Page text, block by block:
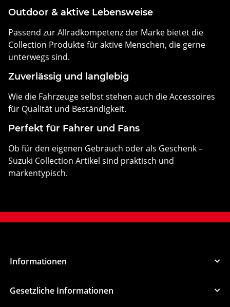
Outdoor & aktive Lebensweise
Passend zur Allradkompetenz der Marke bietet die
Collection Produkte für aktive Menschen, die gerne
unterwegs sind.
Zuverlässig und langlebig
Wie die Fahrzeuge selbst stehen auch die Accessoires
für Qualität und Beständigkeit.
Perfekt für Fahrer und Fans
Ob für den eigenen Gebrauch oder als Geschenk –
Suzuki Collection Artikel sind praktisch und
markentypisch.
Informationen
Gesetzliche Informationen